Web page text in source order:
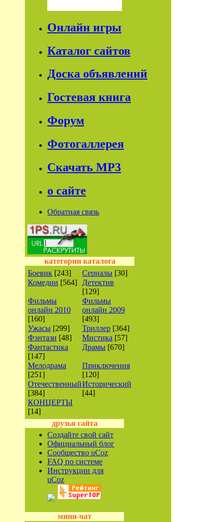
Онлайн игры
Каталог сайтов
Доска объявлений
Гостевая книга
Форум
Фотогаллерея
Скачать МР3
о сайте
Обратная связь
категории каталога
Боевик [243] Сериалы [30]
Комедии [564]
Детектив
[129]
Фильмы
онлайн 2010
[160]
Фильмы
онлайн 2009
[493]
Ужасы [299] Триллер [364]
Фэнтази [48] Мистика [57]
Фантастика
[147]
Драмы [670]
Мелодрама
[251]
Приключения
[120]
Отечественный
[384]
Исторический
[44]
КОНЦЕРТЫ
[14]
друзья сайта
Создайте свой сайт
Официальный блог
Сообщество uCoz
FAQ по системе
Инструкции для
uCoz
мини-чат